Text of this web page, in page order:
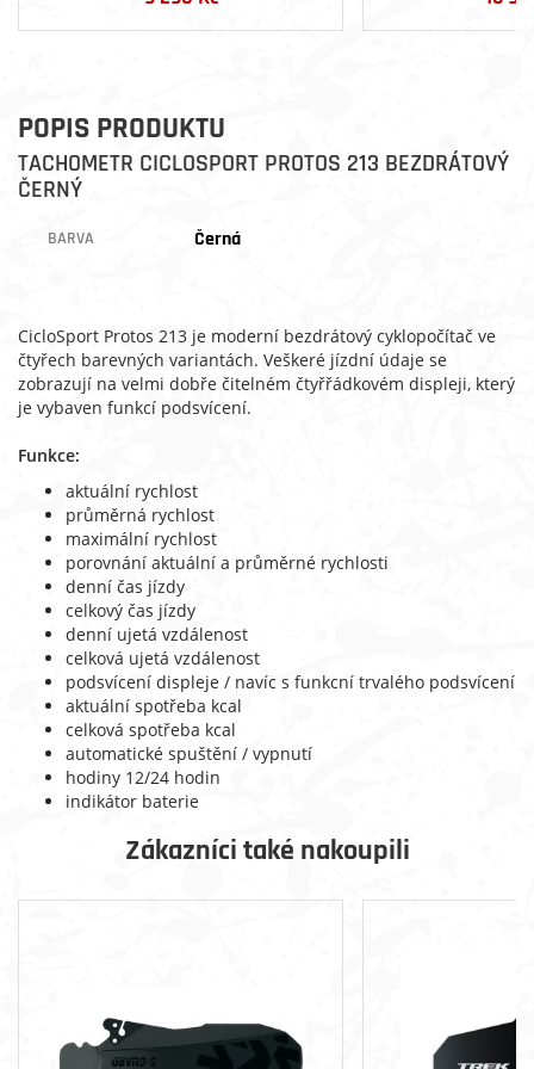
POPIS PRODUKTU
TACHOMETR CICLOSPORT PROTOS 213 BEZDRÁTOVÝ
ČERNÝ
BARVA Černá
CicloSport Protos 213 je moderní bezdrátový cyklopočítač ve
čtyřech barevných variantách. Veškeré jízdní údaje se
zobrazují na velmi dobře čitelném čtyřřádkovém displeji, který
je vybaven funkcí podsvícení.
Funkce:
aktuální rychlost
průměrná rychlost
maximální rychlost
porovnání aktuální a průměrné rychlosti
denní čas jízdy
celkový čas jízdy
denní ujetá vzdálenost
celková ujetá vzdálenost
podsvícení displeje / navíc s funkcní trvalého podsvícení
aktuální spotřeba kcal
celková spotřeba kcal
automatické spuštění / vypnutí
hodiny 12/24 hodin
indikátor baterie
Zákazníci také nakoupili